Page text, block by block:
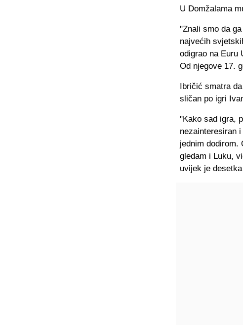
U Domžalama
"Znali smo da
najvećih
odigrao na Euru
Od njegove 17.
Ibričić smatra
sličan po igri
"Kako sad igra,
nezainteresiran
jednim dodirom.
gledam i Luku,
uvijek je